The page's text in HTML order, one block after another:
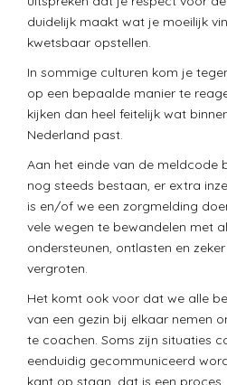
duidelijk maakt wat je moeilijk
kwetsbaar opstellen.
In sommige culturen kom je
op een bepaalde manier te
kijken dan heel feitelijk wat
Nederland past.
Aan het einde van de meldcode
nog steeds bestaan, er extra
is en/of we een zorgmelding
vele wegen te bewandelen met
ondersteunen, ontlasten en
vergroten.
Het komt ook voor dat we alle
van een gezin bij elkaar nemen
te coachen. Soms zijn situaties
eenduidig gecommuniceerd
kant op staan, dat is een proces.